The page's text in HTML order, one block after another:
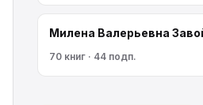
Милена Валерьевна
70 книг · 44 подп.